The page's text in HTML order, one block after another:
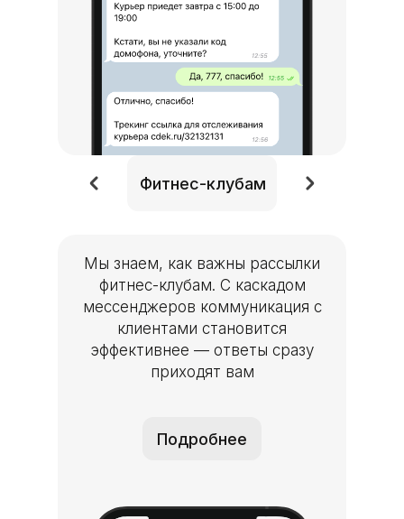
Фитнес-клубам
Фитнес-
Мы знаем, как важны рассылки
фитнес-клубам. С каскадом
мессенджеров коммуникация с
клиентами становится
эффективнее — ответы сразу
приходят вам
Подробнее